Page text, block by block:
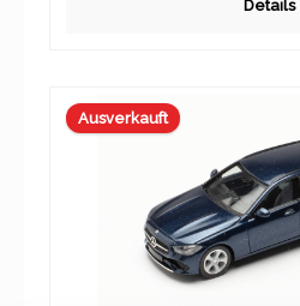
Details
Ausverkauft